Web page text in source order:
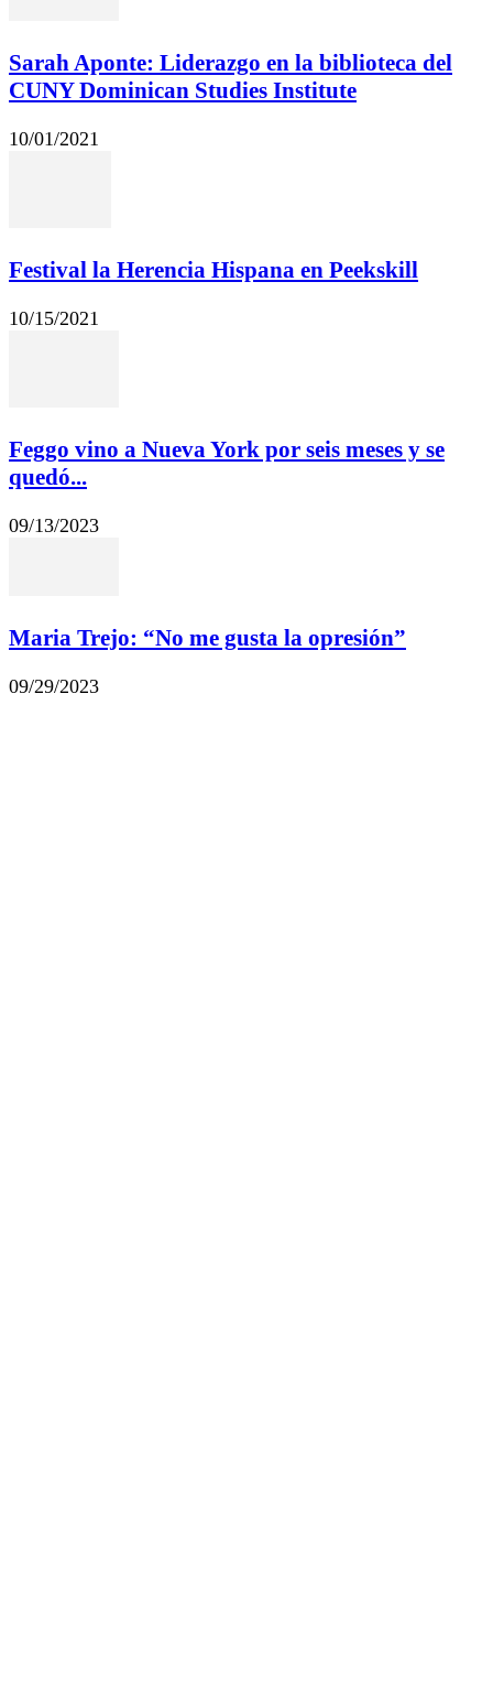
Sarah Aponte: Liderazgo en la biblioteca del
CUNY Dominican Studies Institute
10/01/2021
Festival la Herencia Hispana en Peekskill
10/15/2021
Feggo vino a Nueva York por seis meses y se
quedó...
09/13/2023
Maria Trejo: “No me gusta la opresión”
09/29/2023